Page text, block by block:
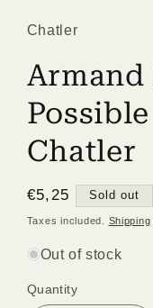
in
modal
Chatler
Armand
Chatler
Regular
price
€5,25 Sold out
Taxes included. Shipping
Out of stock
Quantity
Quantity